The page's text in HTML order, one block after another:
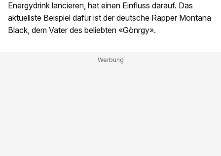
Energydrink lancieren, hat einen Einfluss darauf. Das
aktuellste Beispiel dafür ist der deutsche Rapper Montana
Black, dem Vater des beliebten «Gönrgy».